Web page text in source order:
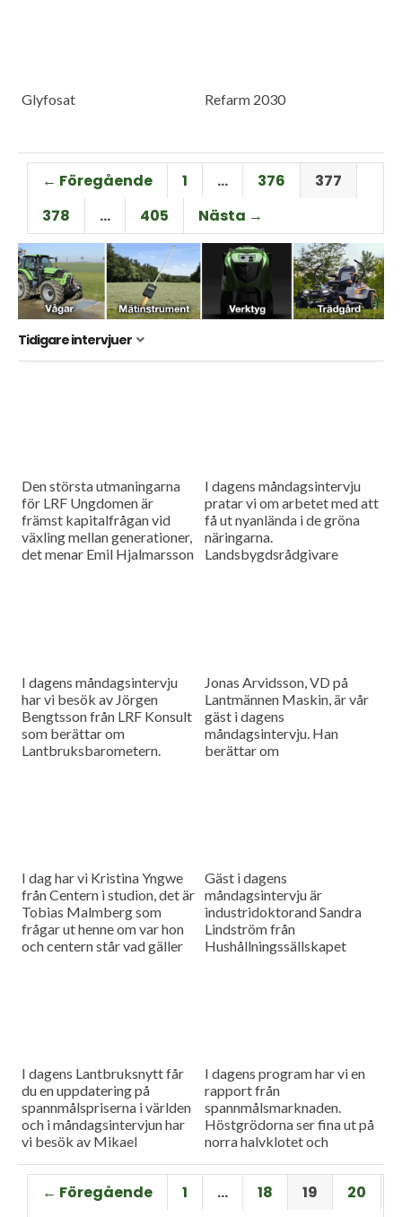
Glyfosat Refarm 2030
← Föregående 1 … 376
377
378
… 405 Nästa →
Tidigare intervjuer
Den största utmaningarna
för LRF Ungdomen är
främst kapitalfrågan vid
växling mellan generationer,
det menar Emil Hjalmarsson
I dagens måndagsintervju
pratar vi om arbetet med att
få ut nyanlända i de gröna
näringarna.
Landsbygdsrådgivare
I dagens måndagsintervju
har vi besök av Jörgen
Bengtsson från LRF Konsult
som berättar om
Lantbruksbarometern.
Jonas Arvidsson, VD på
Lantmännen Maskin, är vår
gäst i dagens
måndagsintervju. Han
berättar om
I dag har vi Kristina Yngwe
från Centern i studion, det är
Tobias Malmberg som
frågar ut henne om var hon
och centern står vad gäller
Gäst i dagens
måndagsintervju är
industridoktorand Sandra
Lindström från
Hushållningssällskapet
I dagens Lantbruksnytt får
du en uppdatering på
spannmålspriserna i världen
och i måndagsintervjun har
vi besök av Mikael
Lantmännen.
I dagens program har vi en
rapport från
spannmålsmarknaden.
Höstgrödorna ser fina ut på
norra halvklotet och
Gäst i vår måndagsintervju
är Torbjörn Lithell från HK
Scan som berättar om
← Föregående 1 … 18 19 20